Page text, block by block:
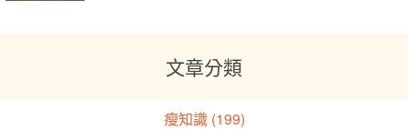
文章分類
瘦知識 (199)